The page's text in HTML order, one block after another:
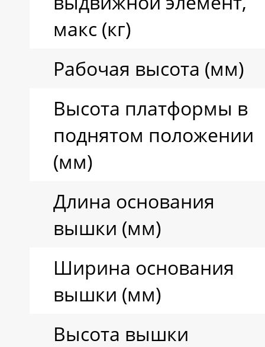
макс (кг)
Рабочая высота (мм)
Высота платформы в
поднятом положении
(мм)
Длина основания
вышки (мм)
Ширина основания
вышки (мм)
Высота вышки